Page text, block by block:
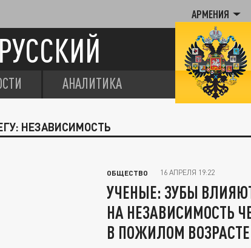
АРМЕНИЯ
АНАЛИТИКА
НЕЗАВИСИМОСТЬ
ОБЩЕСТВО 16 АПРЕЛЯ 19:22
УЧЕНЫЕ: ЗУБЫ
НА НЕЗАВИСИМОСТЬ
В ПОЖИЛОМ ВОЗРАСТЕ